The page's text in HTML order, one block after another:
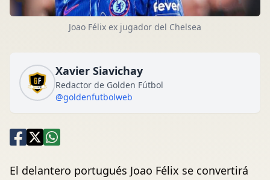
Joao Félix ex jugador del Chelsea
Xavier Siavichay
Redactor de Golden Fútbol
@goldenfutbolweb
El delantero portugués Joao Félix se convertirá